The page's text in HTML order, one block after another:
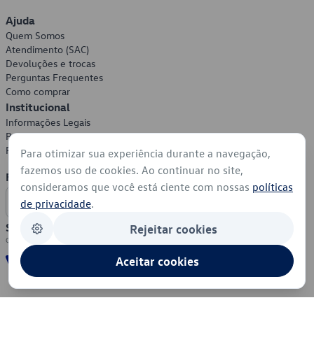
Ajuda
Quem Somos
Atendimento (SAC)
Devoluções e trocas
Perguntas Frequentes
Como comprar
Institucional
Informações Legais
Política de Privacidade
Política de Cookies
Formas de Pagamento
Segurança
Para otimizar sua experiência durante a navegação,
fazemos uso de cookies. Ao continuar no site,
consideramos que você está ciente com nossas políticas
de privacidade.
Rejeitar cookies
Aceitar cookies